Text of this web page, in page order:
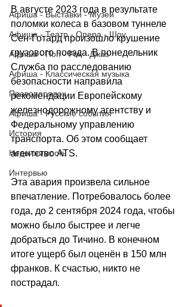
Афиша - Выставки - Музеи
Афиша - Театр - Опера - Шоу
Афиша - Поп - Рок - Джаз
Афиша - Классическая музыка
Правопорядок
Афиша - Русские события
История
Недвижимость
Интервью
В августе 2023 года в результате
поломки колеса в базовом туннеле
Сен-Готард произошло крушение
грузового поезда. В понедельник
Служба по расследованию
безопасности направила
рекомендации Европейскому
железнодорожному агентству и
Федеральному управлению
транспорта. Об этом сообщает
агентство ATS.
Эта авария произвела сильное
впечатление. Потребовалось более
года, до 2 сентября 2024 года, чтобы
можно было быстрее и легче
добраться до Тичино. В конечном
итоге ущерб был оценён в 150 млн
франков. К счастью, никто не
пострадал.